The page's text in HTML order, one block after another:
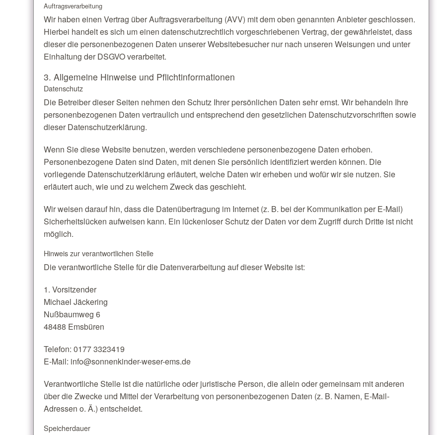
Auftragsverarbeitung
Wir haben einen Vertrag über Auftragsverarbeitung (AVV) mit dem oben genannten Anbieter geschlossen.
Hierbei handelt es sich um einen datenschutzrechtlich vorgeschriebenen Vertrag, der gewährleistet, dass
dieser die personenbezogenen Daten unserer Websitebesucher nur nach unseren Weisungen und unter
Einhaltung der DSGVO verarbeitet.
3. Allgemeine Hinweise und Pflicht­informationen
Datenschutz
Die Betreiber dieser Seiten nehmen den Schutz Ihrer persönlichen Daten sehr ernst. Wir behandeln Ihre
personenbezogenen Daten vertraulich und entsprechend den gesetzlichen Datenschutzvorschriften sowie
dieser Datenschutzerklärung.
Wenn Sie diese Website benutzen, werden verschiedene personenbezogene Daten erhoben.
Personenbezogene Daten sind Daten, mit denen Sie persönlich identifiziert werden können. Die
vorliegende Datenschutzerklärung erläutert, welche Daten wir erheben und wofür wir sie nutzen. Sie
erläutert auch, wie und zu welchem Zweck das geschieht.
Wir weisen darauf hin, dass die Datenübertragung im Internet (z. B. bei der Kommunikation per E-Mail)
Sicherheitslücken aufweisen kann. Ein lückenloser Schutz der Daten vor dem Zugriff durch Dritte ist nicht
möglich.
Hinweis zur verantwortlichen Stelle
Die verantwortliche Stelle für die Datenverarbeitung auf dieser Website ist:
1. Vorsitzender
Michael Jäckering
Nußbaumweg 6
48488 Emsbüren
Telefon: 0177 3323419
E-Mail: info@sonnenkinder-weser-ems.de
Verantwortliche Stelle ist die natürliche oder juristische Person, die allein oder gemeinsam mit anderen
über die Zwecke und Mittel der Verarbeitung von personenbezogenen Daten (z. B. Namen, E-Mail-
Adressen o. Ä.) entscheidet.
Speicherdauer